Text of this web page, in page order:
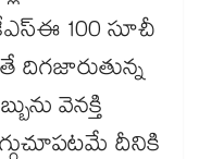
100 సూచీ
వెనక్తి
దీనికి